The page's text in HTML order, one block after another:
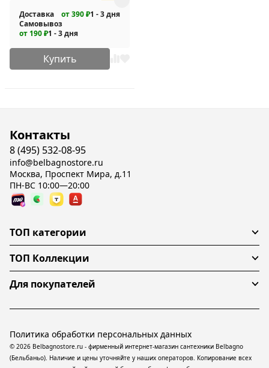
Доставка от 390 ₽1 - 3 дня
Самовывоз
от 190 ₽1 - 3 дня
Купить
Контакты
8 (495) 532-08-95
info@belbagnostore.ru
Москва, Проспект Мира, д.11
ПН-ВС 10:00—20:00
ТОП категории
ТОП Коллекции
Для покупателей
© 2026 Belbagnostore.ru - фирменный интернет-магазин сантехники Belbagno
(Бельбаньо). Наличие и цены уточняйте у наших операторов. Копирование всех
Политика обработки персональных данных